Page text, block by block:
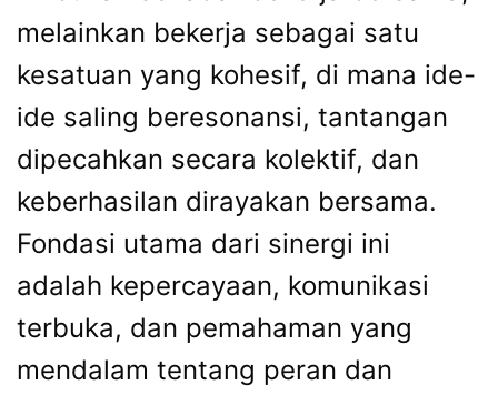
melainkan bekerja sebagai satu
kesatuan yang kohesif, di mana ide-
ide saling beresonansi, tantangan
dipecahkan secara kolektif, dan
keberhasilan dirayakan bersama.
Fondasi utama dari sinergi ini
adalah kepercayaan, komunikasi
terbuka, dan pemahaman yang
mendalam tentang peran dan